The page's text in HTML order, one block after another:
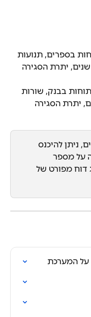
בספרים, תנועות
יתרת הסגירה
בבנק, שורות
יתרת הסגירה
ניתן להיכנס
על מספר
דוח מפורט של